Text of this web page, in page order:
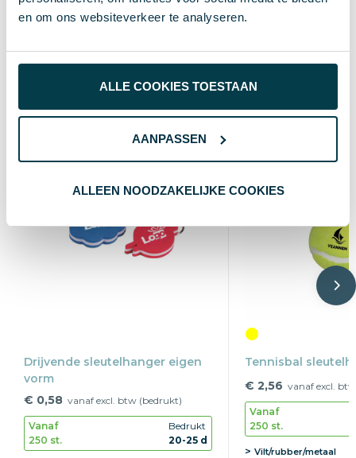
en om ons websiteverkeer te analyseren.
ALLE COOKIES TOESTAAN
AANPASSEN
ALLEEN NOODZAKELIJKE COOKIES
Kleur Naturel
Wat anderen bekijken
Drijvende sleutelhanger eigen
vorm
€ 0,58 vanaf excl. btw (bedrukt)
Vanaf
250 st.
Bedrukt
20-25 d
Tennisbal
€ 2,56 vanaf excl.
Vanaf
250 st.
Vilt/rubber/metaal